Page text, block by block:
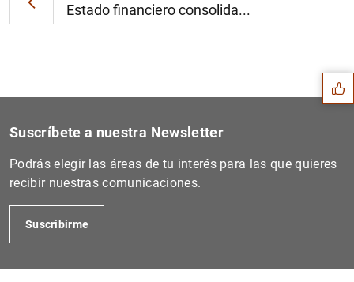
Estado financiero consolida...
Sugerencias
Suscríbete a nuestra Newsletter
Podrás elegir las áreas de tu interés para las que quieres
recibir nuestras comunicaciones.
Suscribirme